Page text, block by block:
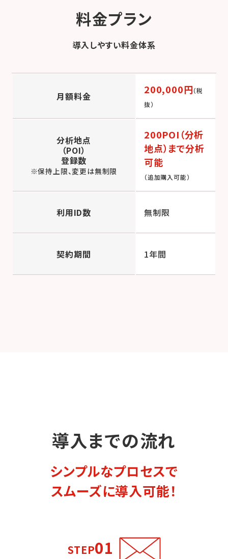
料金プラン
導入しやすい料金体系
月額料金
200,000円（税
抜）
分析地点
（POI）
登録数
※保持上限、変更は無制限
200POI（分析
地点）まで分析
可能
（追加購入可能）
利用ID数 無制限
契約期間 1年間
導入までの流れ
シンプルなプロセスで
スムーズに導入可能！
STEP01